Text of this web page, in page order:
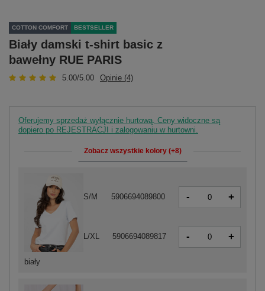
COTTON COMFORT BESTSELLER
Biały damski t-shirt basic z
bawełny RUE PARIS
5.00/5.00 Opinie (4)
Oferujemy sprzedaż wyłącznie hurtową. Ceny widoczne są
dopiero po REJESTRACJI i zalogowaniu w hurtowni.
Zobacz wszystkie kolory (+8)
biały
S/M 5906694089800 - +
L/XL 5906694089817 - +